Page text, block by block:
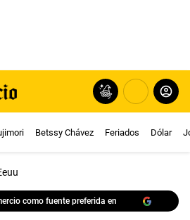
Betssy Chávez Feriados Dólar
como fuente preferida en